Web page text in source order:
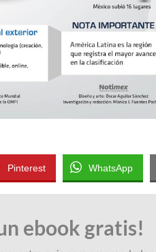
Pinterest WhatsApp